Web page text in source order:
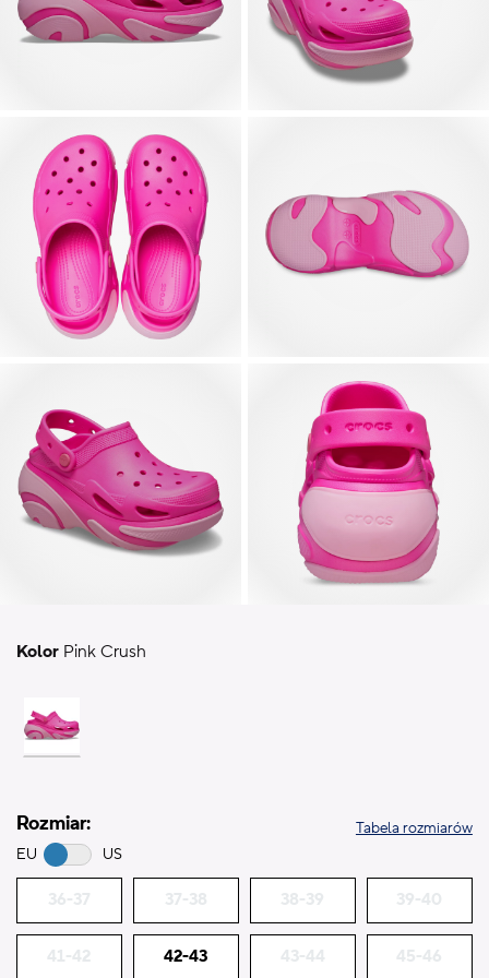
Kolor Pink Crush
Rozmiar:
EU US
Tabela rozmiarów
36-37 37-38 38-39 39-40
41-42 42-43 43-44 45-46